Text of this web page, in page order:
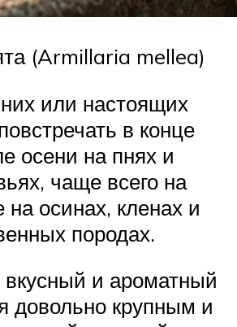
(Armillaria mellea)
или настоящих
в конце
осени на пнях и
чаще всего на
на осинах, кленах и
породах.
и ароматный
довольно крупным и